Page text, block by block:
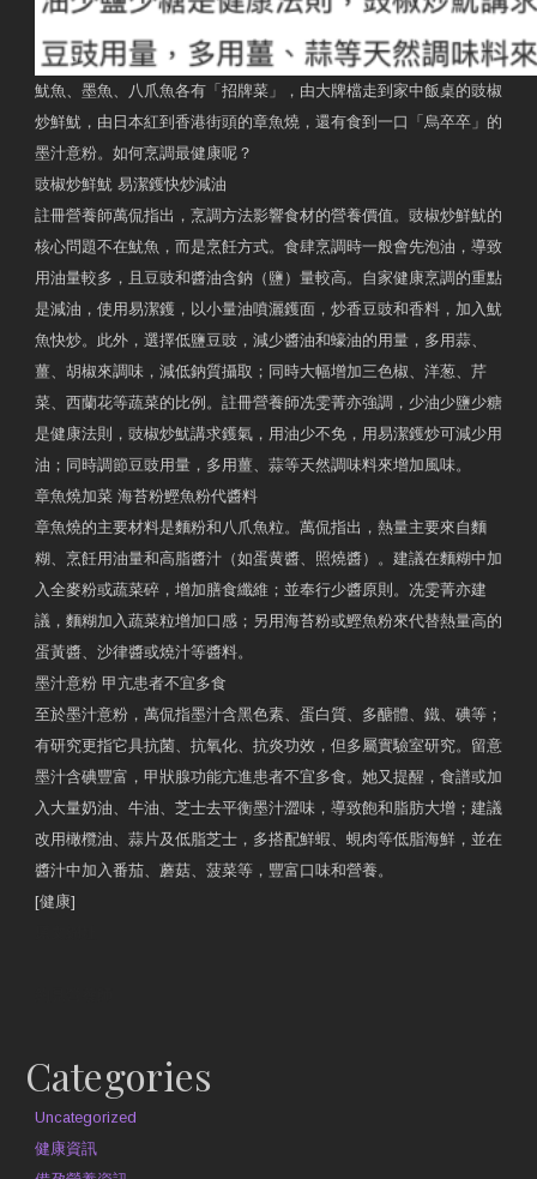
魷魚、墨魚、八爪魚各有「招牌菜」，由大牌檔走到家中飯桌的豉椒
炒鮮魷，由日本紅到香港街頭的章魚燒，還有食到一口「烏卒卒」的
墨汁意粉。如何烹調最健康呢？
豉椒炒鮮魷 易潔鑊快炒減油
註冊營養師萬侃指出，烹調方法影響食材的營養價值。豉椒炒鮮魷的
核心問題不在魷魚，而是烹飪方式。食肆烹調時一般會先泡油，導致
用油量較多，且豆豉和醬油含鈉（鹽）量較高。自家健康烹調的重點
是減油，使用易潔鑊，以小量油噴灑鑊面，炒香豆豉和香料，加入魷
魚快炒。此外，選擇低鹽豆豉，減少醬油和蠔油的用量，多用蒜、
薑、胡椒來調味，減低鈉質攝取；同時大幅增加三色椒、洋葱、芹
菜、西蘭花等蔬菜的比例。註冊營養師冼雯菁亦強調，少油少鹽少糖
是健康法則，豉椒炒魷講求鑊氣，用油少不免，用易潔鑊炒可減少用
油；同時調節豆豉用量，多用薑、蒜等天然調味料來增加風味。
章魚燒加菜 海苔粉鰹魚粉代醬料
章魚燒的主要材料是麵粉和八爪魚粒。萬侃指出，熱量主要來自麵
糊、烹飪用油量和高脂醬汁（如蛋黄醬、照燒醬）。建議在麵糊中加
入全麥粉或蔬菜碎，增加膳食纖維；並奉行少醬原則。冼雯菁亦建
議，麵糊加入蔬菜粒增加口感；另用海苔粉或鰹魚粉來代替熱量高的
蛋黃醬、沙律醬或燒汁等醬料。
墨汁意粉 甲亢患者不宜多食
至於墨汁意粉，萬侃指墨汁含黑色素、蛋白質、多醣體、鐵、碘等；
有研究更指它具抗菌、抗氧化、抗炎功效，但多屬實驗室研究。留意
墨汁含碘豐富，甲狀腺功能亢進患者不宜多食。她又提醒，食譜或加
入大量奶油、牛油、芝士去平衡墨汁澀味，導致飽和脂肪大增；建議
改用橄欖油、蒜片及低脂芝士，多搭配鮮蝦、蜆肉等低脂海鮮，並在
醬汁中加入番茄、蘑菇、菠菜等，豐富口味和營養。
[健康]
Categories
Uncategorized
健康資訊